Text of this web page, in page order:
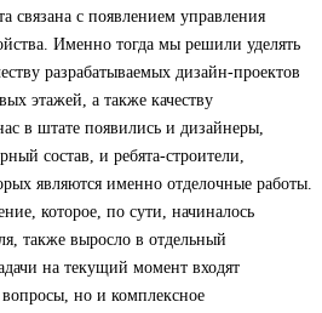
связана с появлением управления
Именно тогда мы решили уделять
разрабатываемых дизайн-проектов
этажей, а также качеству
в штате появились и дизайнеры,
состав, и ребята-строители,
являются именно отделочные работы.
которое, по сути, начиналось
также выросло в отдельный
на текущий момент входят
вопросы, но и комплексное